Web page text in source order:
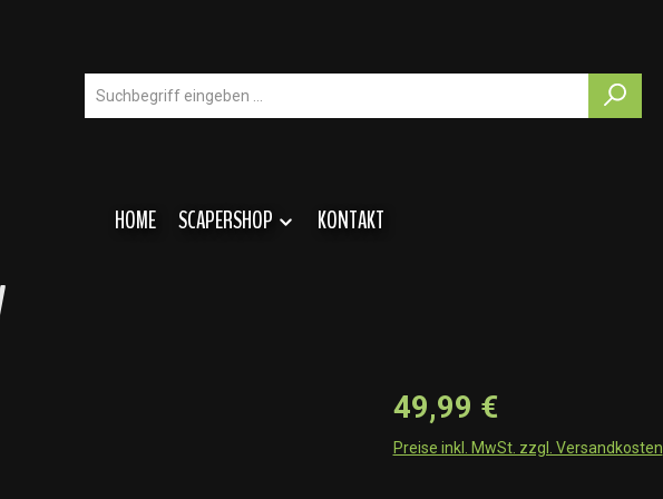
HOME SCAPERSHOP KONTAKT
49,99 €
Preise inkl. MwSt. zzgl. Versandkosten